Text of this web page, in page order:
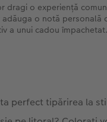
dragi o experiență
o notă personală
a unui cadou împachetat.
perfect tipărirea la